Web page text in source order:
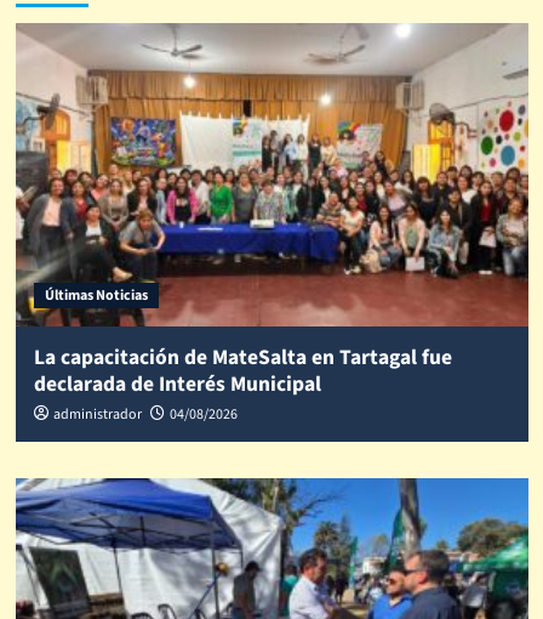
Últimas Noticias
La capacitación de MateSalta en Tartagal fue
declarada de Interés Municipal
administrador 04/08/2026